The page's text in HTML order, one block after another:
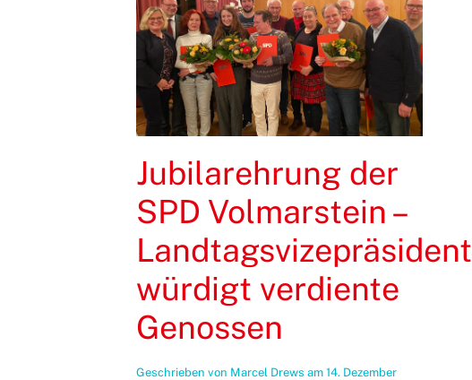
Jubilarehrung der
SPD Volmarstein –
Landtagsvizepräsident
würdigt verdiente
Genossen
Geschrieben von Marcel Drews am 14. Dezember